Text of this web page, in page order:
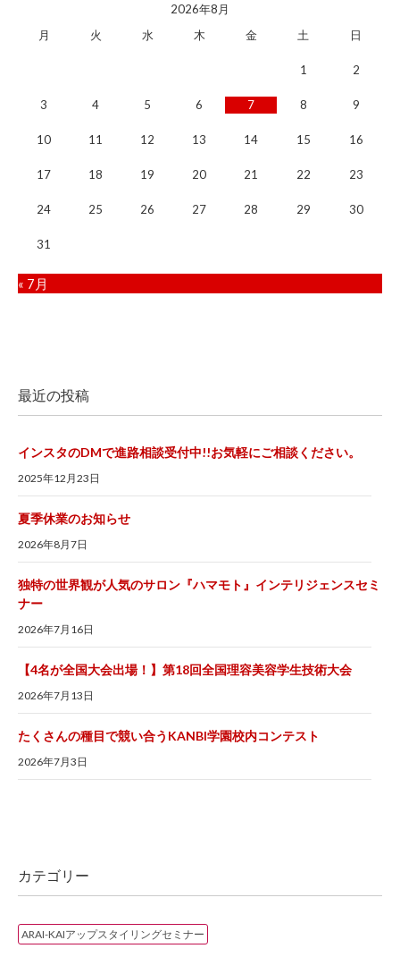
2026年8月
月
火 水 木 金 土 日
1 2
3 4 5 6 7 8 9
10 11 12 13 14 15 16
17 18 19 20 21 22 23
24 25 26 27 28 29 30
31
« 7月
最近の投稿
インスタのDMで進路相談受付中!!お気軽にご相談ください。
2025年12月23日
夏季休業のお知らせ
2026年8月7日
独特の世界観が人気のサロン『ハマモト』インテリジェンスセミ
ナー
2026年7月16日
【4名が全国大会出場！】第18回全国理容美容学生技術大会
2026年7月13日
たくさんの種目で競い合うKANBI学園校内コンテスト
2026年7月3日
カテゴリー
ARAI-KAIアップスタイリングセミナー